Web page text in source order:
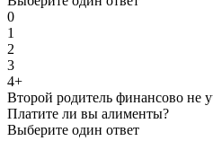
0
1
2
3
4+
Второй родитель финансово не
Платите ли вы алименты?
Выберите один ответ